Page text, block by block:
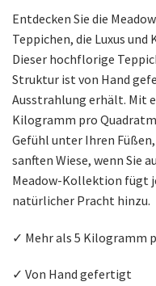
Entdecken Sie die
Teppichen, die Luxus
Dieser hochflorige
Struktur ist von Hand
Ausstrahlung erhält. Mit
Kilogramm pro
Gefühl unter Ihren
sanften Wiese, wenn Sie
Meadow-Kollektion fügt
natürlicher Pracht hinzu.
✓ Mehr als 5 Kilogramm
✓ Von Hand gefertigt